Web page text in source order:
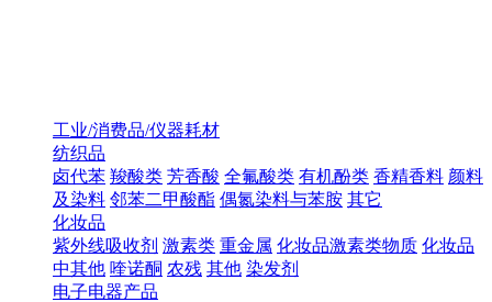
工业/消费品/仪器耗材
纺织品
卤代苯 羧酸类 芳香酸 全氟酸类 有机酚类 香精香料 颜料
及染料 邻苯二甲酸酯 偶氮染料与苯胺 其它
化妆品
紫外线吸收剂 激素类 重金属 化妆品激素类物质 化妆品
中其他 喹诺酮 农残 其他 染发剂
电子电器产品